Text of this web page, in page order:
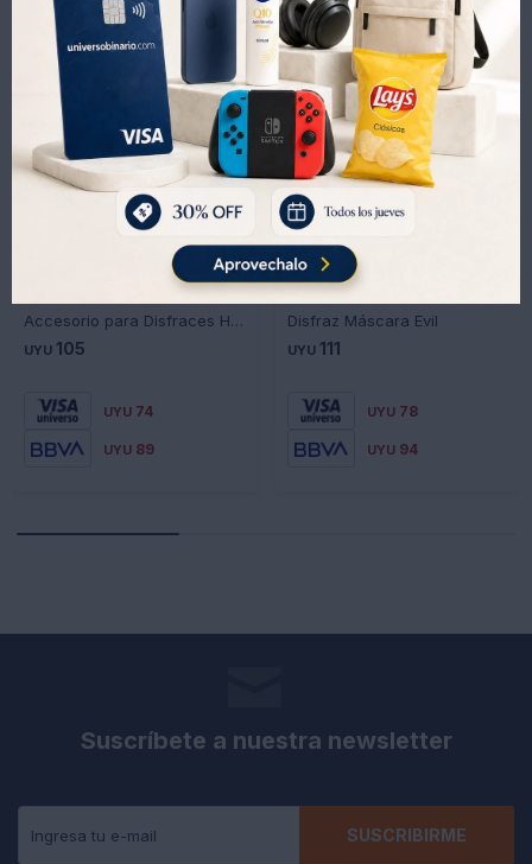
Productos que te pueden interesar
Accesorio para Disfraces Hacha Doble HE0022
UYU 105
UYU 74
UYU 89
Disfraz Máscara Evil
UYU 111
UYU 78
UYU 94
Suscríbete a nuestra newsletter
SUSCRIBIRME